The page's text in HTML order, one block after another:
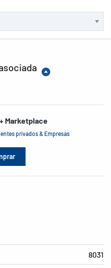
Marketplace
privados & Empresas
8031